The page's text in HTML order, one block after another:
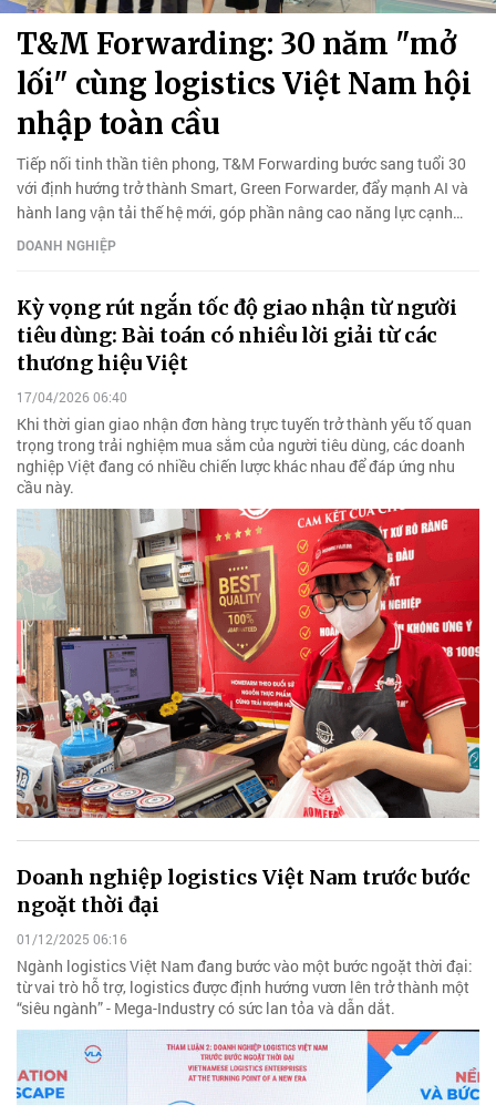
T&M Forwarding: 30 năm "mở
lối" cùng logistics Việt Nam hội
nhập toàn cầu
Tiếp nối tinh thần tiên phong, T&M Forwarding bước sang tuổi 30
với định hướng trở thành Smart, Green Forwarder, đẩy mạnh AI và
hành lang vận tải thế hệ mới, góp phần nâng cao năng lực cạnh
tranh của logistics Việt Nam.
DOANH NGHIỆP
Kỳ vọng rút ngắn tốc độ giao nhận từ người
tiêu dùng: Bài toán có nhiều lời giải từ các
thương hiệu Việt
17/04/2026 06:40
Khi thời gian giao nhận đơn hàng trực tuyến trở thành yếu tố quan
trọng trong trải nghiệm mua sắm của người tiêu dùng, các doanh
nghiệp Việt đang có nhiều chiến lược khác nhau để đáp ứng nhu
cầu này.
Doanh nghiệp logistics Việt Nam trước bước
ngoặt thời đại
01/12/2025 06:16
Ngành logistics Việt Nam đang bước vào một bước ngoặt thời đại:
từ vai trò hỗ trợ, logistics được định hướng vươn lên trở thành một
“siêu ngành” - Mega-Industry có sức lan tỏa và dẫn dắt.